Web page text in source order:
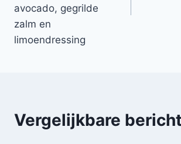
avocado, gegrilde
zalm en
limoendressing
Vergelijkbare